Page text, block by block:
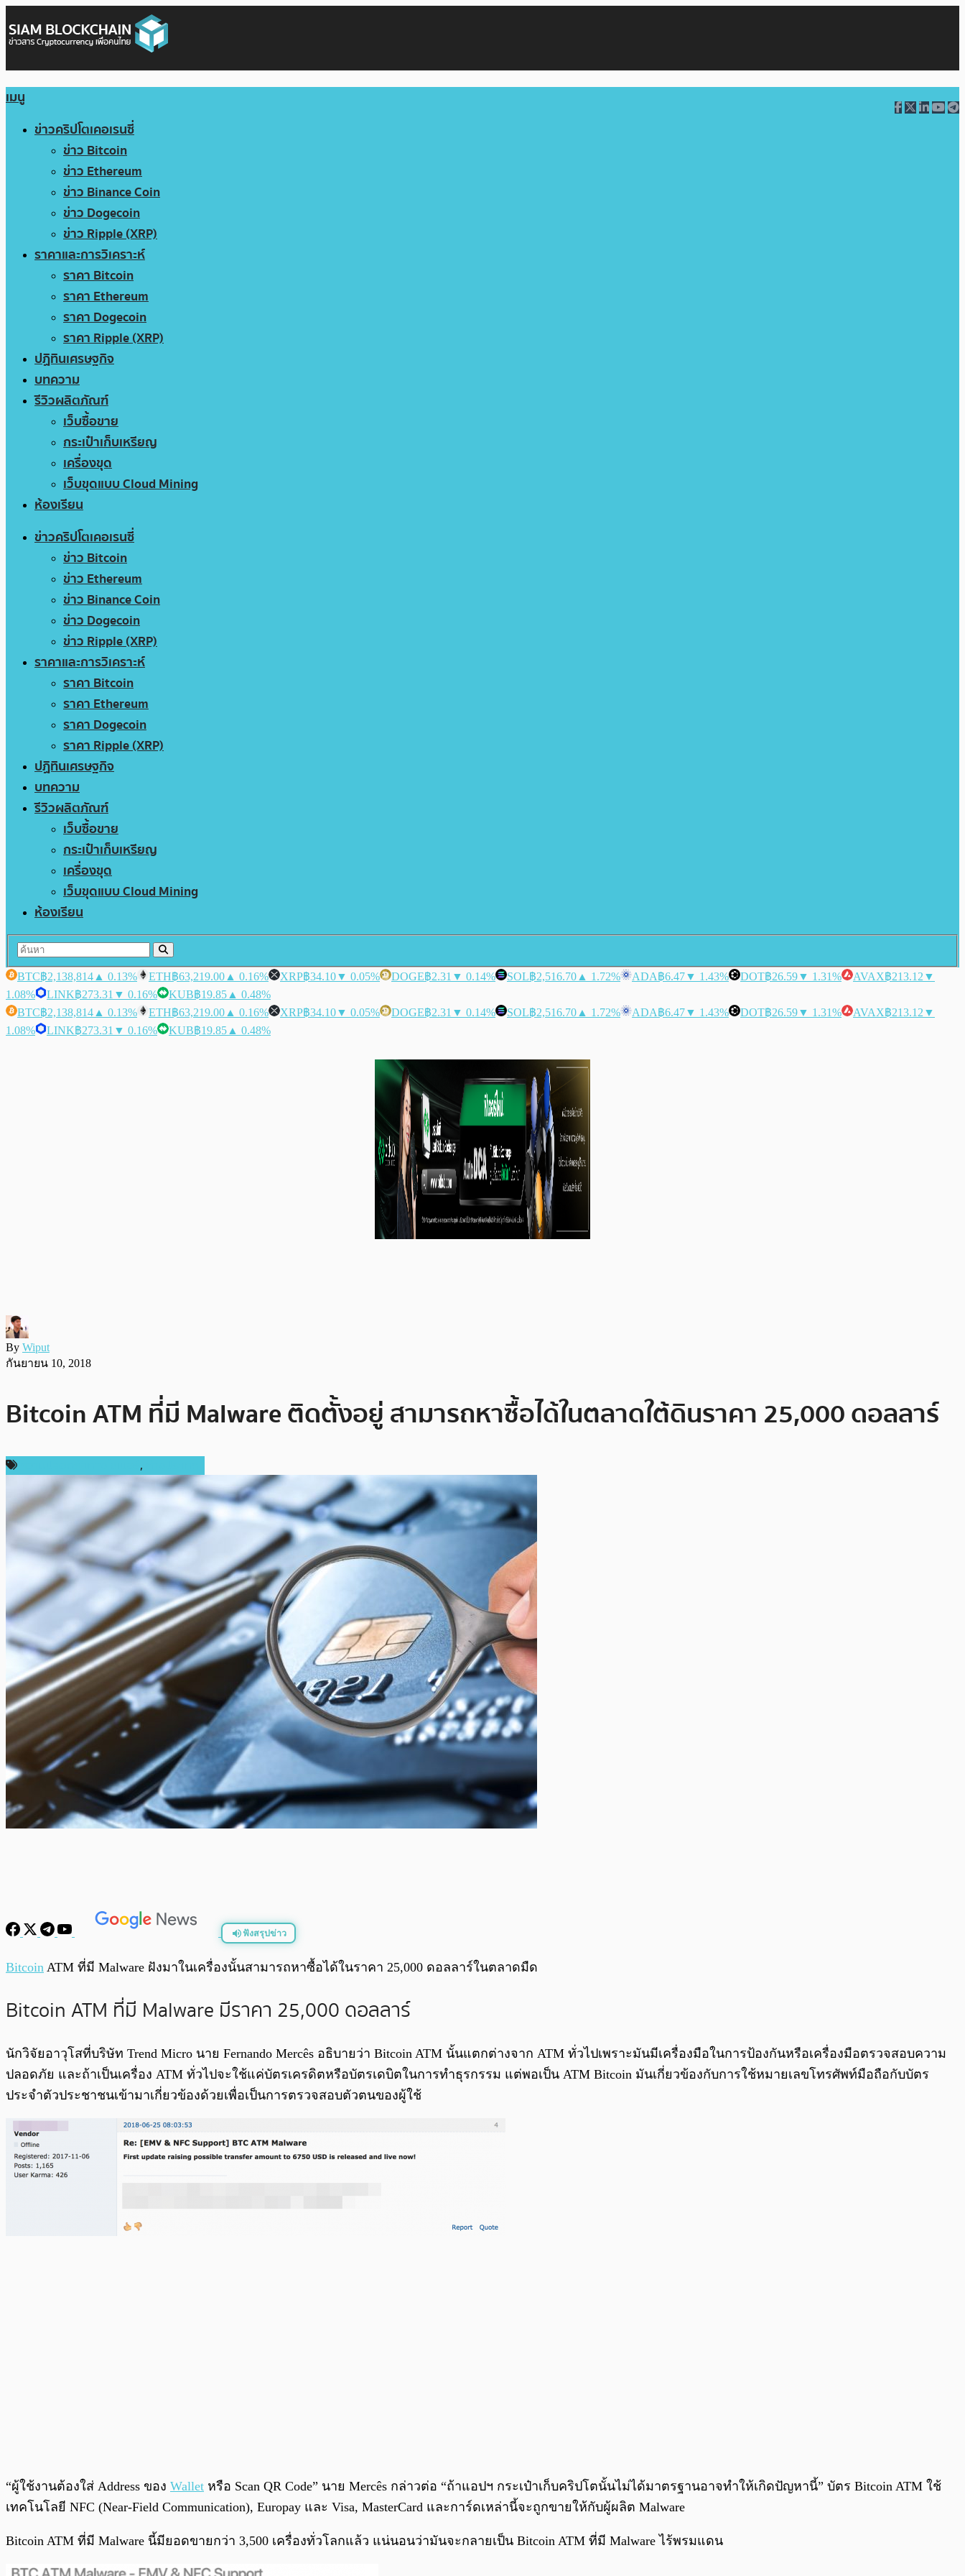
เมนู
ข่าวคริปโตเคอเรนซี่
ข่าว Bitcoin
ข่าว Ethereum
ข่าว Binance Coin
ข่าว Dogecoin
ข่าว Ripple (XRP)
ราคาและการวิเคราะห์
ราคา Bitcoin
ราคา Ethereum
ราคา Dogecoin
ราคา Ripple (XRP)
ปฏิทินเศรษฐกิจ
บทความ
รีวิวผลิตภัณฑ์
เว็บซื้อขาย
กระเป๋าเก็บเหรียญ
เครื่องขุด
เว็บขุดแบบ Cloud Mining
ห้องเรียน
ข่าวคริปโตเคอเรนซี่
ข่าว Bitcoin
ข่าว Ethereum
ข่าว Binance Coin
ข่าว Dogecoin
ข่าว Ripple (XRP)
ราคาและการวิเคราะห์
ราคา Bitcoin
ราคา Ethereum
ราคา Dogecoin
ราคา Ripple (XRP)
ปฏิทินเศรษฐกิจ
บทความ
รีวิวผลิตภัณฑ์
เว็บซื้อขาย
กระเป๋าเก็บเหรียญ
เครื่องขุด
เว็บขุดแบบ Cloud Mining
ห้องเรียน
BTC฿2,138,814 ▲ 0.13% ETH฿63,219.00 ▲ 0.16% XRP฿34.10▼ 0.05% DOGE฿2.31 ▼ 0.14% SOL฿2,516.70 ▲ 1.72% ADA฿6.47▼ 1.43% DOT฿26.59▼ 1.31% AVAX฿213.12 ▼
1.08%
LINK฿273.31 ▼ 0.16% KUB฿19.85 ▲ 0.48%
BTC฿2,138,814 ▲ 0.13% ETH฿63,219.00 ▲ 0.16% XRP฿34.10▼ 0.05% DOGE฿2.31 ▼ 0.14% SOL฿2,516.70 ▲ 1.72% ADA฿6.47▼ 1.43% DOT฿26.59▼ 1.31% AVAX฿213.12 ▼
1.08%
LINK฿273.31 ▼ 0.16% KUB฿19.85 ▲ 0.48%
By Wiput
กันยายน 10, 2018
Bitcoin ATM ที่มี Malware ติดตั้งอยู่ สามารถหาซื้อได้ในตลาดใต้ดินราคา 25,000 ดอลลาร์
,
ฟังสรุปข่าว
พร้อมเล่น
Bitcoin ATM ที่มี Malware ฝังมาในเครื่องนั้นสามารถหาซื้อได้ในราคา 25,000 ดอลลาร์ในตลาดมืด
Bitcoin ATM ที่มี Malware มีราคา 25,000 ดอลลาร์
นักวิจัยอาวุโสที่บริษัท Trend Micro นาย Fernando Mercês อธิบายว่า Bitcoin ATM นั้นแตกต่างจาก ATM ทั่วไปเพราะมันมีเครื่องมือในการป้องกันหรือเครื่องมือตรวจสอบความ
ปลอดภัย และถ้าเป็นเครื่อง ATM ทั่วไปจะใช้แค่บัตรเครดิตหรือบัตรเดบิตในการทำธุรกรรม แต่พอเป็น ATM Bitcoin มันเกี่ยวข้องกับการใช้หมายเลขโทรศัพท์มือถือกับบัตร
ประจำตัวประชาชนเข้ามาเกี่ยวข้องด้วยเพื่อเป็นการตรวจสอบตัวตนของผู้ใช้
“ผู้ใช้งานต้องใส่ Address ของ Wallet หรือ Scan QR Code” นาย Mercês กล่าวต่อ “ถ้าแอปฯ กระเป๋าเก็บคริปโตนั้นไม่ได้มาตรฐานอาจทำให้เกิดปัญหานี้” บัตร Bitcoin ATM ใช้
เทคโนโลยี NFC (Near-Field Communication), Europay และ Visa, MasterCard และการ์ดเหล่านี้จะถูกขายให้กับผู้ผลิต Malware
Bitcoin ATM ที่มี Malware นี้มียอดขายกว่า 3,500 เครื่องทั่วโลกแล้ว แน่นอนว่ามันจะกลายเป็น Bitcoin ATM ที่มี Malware ไร้พรมแดน